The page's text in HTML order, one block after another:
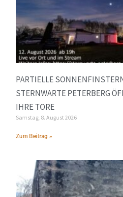
PARTIELLE
STERNWARTE PETERBERG
IHRE TORE
Samstag, 8. August 2026
Zum Beitrag »